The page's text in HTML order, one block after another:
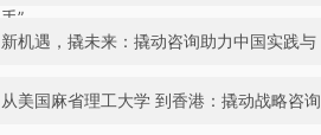
手”
手”，共建全球咨询生态
新机遇，撬未来：撬动咨询助力中国实践与
世界视野“文化握手”
从美国麻省理工大学 到香港：撬动战略咨询